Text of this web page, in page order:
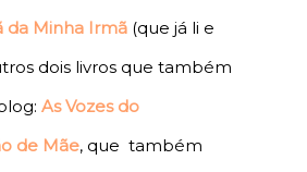
da Minha Irmã (que já li e
dois livros que também
As Vozes do
de Mãe, que também